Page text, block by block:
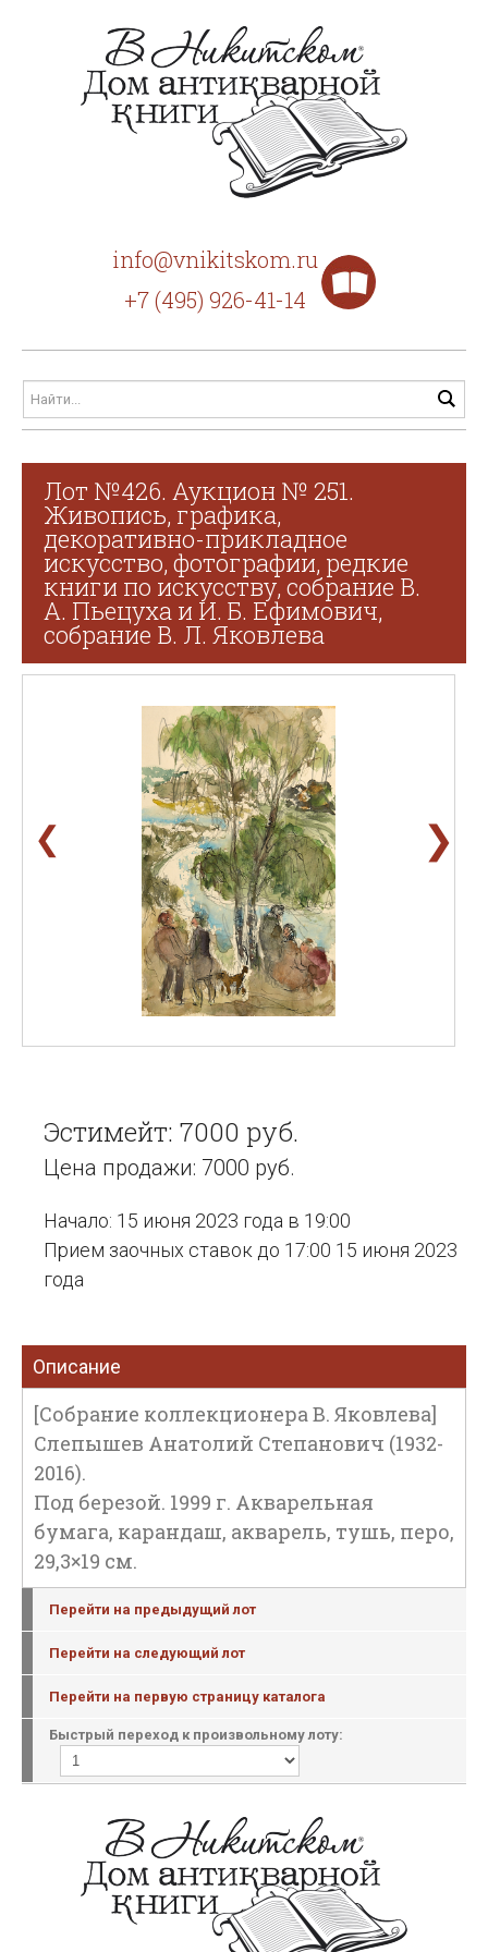
info@vnikitskom.ru
+7 (495) 926-41-14
Лот №426. Аукцион № 251.
Живопись, графика,
декоративно-прикладное
искусство, фотографии, редкие
книги по искусству, собрание В.
А. Пьецуха и И. Б. Ефимович,
собрание В. Л. Яковлева
❮ ❯
Эстимейт: 7000 руб.
Цена продажи: 7000 руб.
Начало: 15 июня 2023 года в 19:00
Прием заочных ставок до 17:00 15 июня 2023
года
Описание
[Собрание коллекционера В. Яковлева]
Слепышев Анатолий Степанович (1932-
2016).
Под березой. 1999 г. Акварельная
бумага, карандаш, акварель, тушь, перо,
29,3×19 см.
Перейти на предыдущий лот
Перейти на следующий лот
Перейти на первую страницу каталога
Быстрый переход к произвольному лоту: